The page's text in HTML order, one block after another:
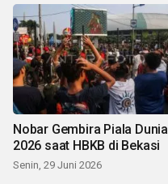
Nobar Gembira Piala Dunia
2026 saat HBKB di Bekasi
Senin, 29 Juni 2026